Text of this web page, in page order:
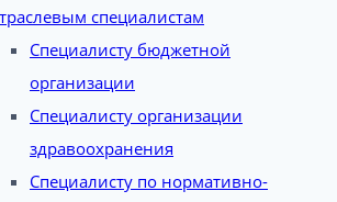
специалистам
Специалисту бюджетной
организации
Специалисту организации
здравоохранения
Специалисту по нормативно-